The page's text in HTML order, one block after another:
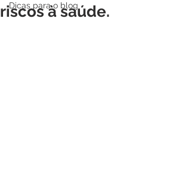
Dicas para o blog
riscos à saúde.